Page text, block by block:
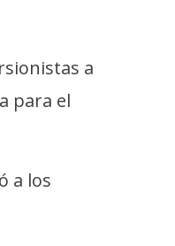
a
para el
a los